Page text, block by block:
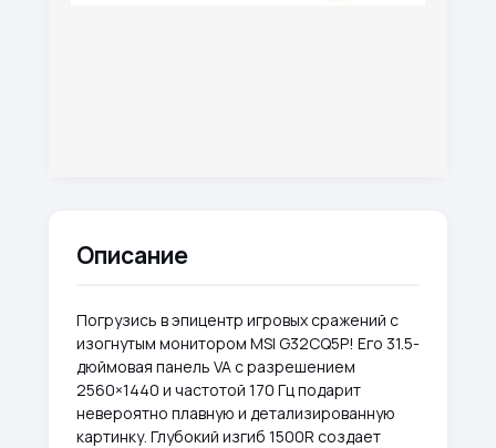
Описание
Погрузись в эпицентр игровых сражений с
изогнутым монитором MSI G32CQ5P! Его 31.5-
дюймовая панель VA с разрешением
2560×1440 и частотой 170 Гц подарит
невероятно плавную и детализированную
картинку. Глубокий изгиб 1500R создает